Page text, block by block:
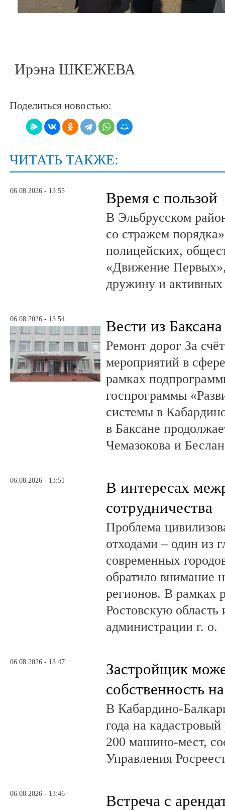
Ирэна ШКЕЖЕВА
Поделиться новостью:
ЧИТАТЬ ТАКЖЕ:
06.08.2026 - 13:55 Время с пользой
В Эльбрусском
со стражем
полицейских,
«Движение
дружину и
06.08.2026 - 13:54 Вести из Баксана
Ремонт дорог За
мероприятий в
рамках
госпрограммы
системы в
в Баксане
Чемазокова и
06.08.2026 - 13:51
В интересах
сотрудничества
Проблема
отходами – один из
современных
обратило внимание
регионов. В рамках
Ростовскую
администрации г. о.
06.08.2026 - 13:47
Застройщик
собственность
В Кабардино-
года на
200 машино-мест,
Управления
06.08.2026 - 13:46
Встреча с